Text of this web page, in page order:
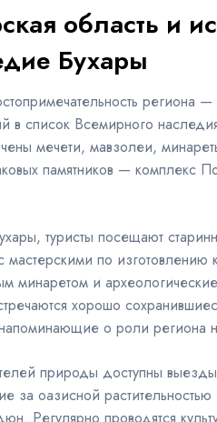
область и
Бухары
региона
в список Всемирного
мечети, мавзолеи,
памятников — комплекс
туристы посещают
мастерскими по изготовлению
минаретом и
хорошо
о роли региона
природы доступны
за оазисной